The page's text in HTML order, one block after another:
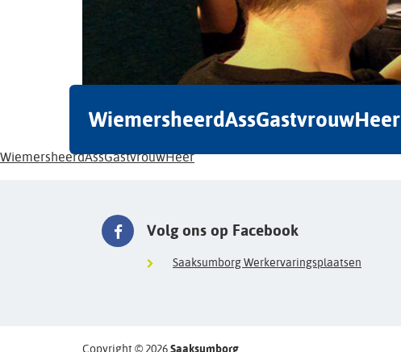
WiemersheerdAssGastvrouwHeer
WiemersheerdAssGastvrouwHeer
Volg ons op Facebook
Saaksumborg Werkervaringsplaatsen
Copyright © 2026Saaksumborg